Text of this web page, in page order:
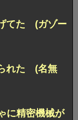
てた (ガゾー
れた (名無
に精密機械が